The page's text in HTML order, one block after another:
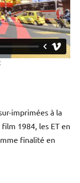
imprimées à la
1984, les ET en
finalité en